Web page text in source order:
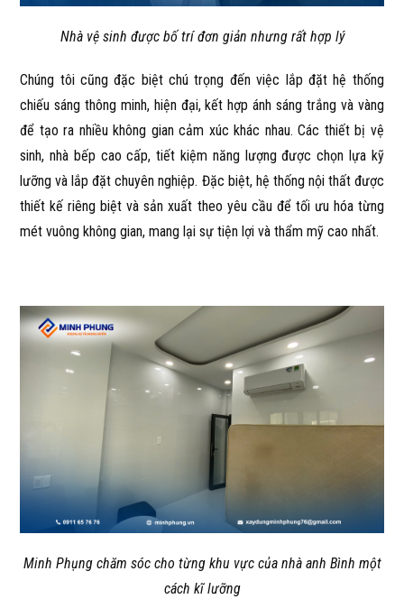
Nhà vệ sinh được bố trí đơn giản nhưng rất hợp lý
Chúng tôi cũng đặc biệt chú trọng đến việc lắp đặt hệ thống
chiếu sáng thông minh, hiện đại, kết hợp ánh sáng trắng và vàng
để tạo ra nhiều không gian cảm xúc khác nhau. Các thiết bị vệ
sinh, nhà bếp cao cấp, tiết kiệm năng lượng được chọn lựa kỹ
lưỡng và lắp đặt chuyên nghiệp. Đặc biệt, hệ thống nội thất được
thiết kế riêng biệt và sản xuất theo yêu cầu để tối ưu hóa từng
mét vuông không gian, mang lại sự tiện lợi và thẩm mỹ cao nhất.
Minh Phụng chăm sóc cho từng khu vực của nhà anh Bình một
cách kĩ lưỡng